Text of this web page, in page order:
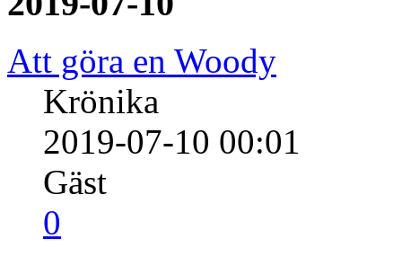
Att göra en Woody
Krönika
2019-07-10 00:01
Gäst
0